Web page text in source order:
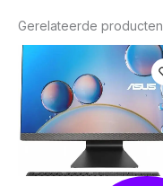
Gerelateerde producten